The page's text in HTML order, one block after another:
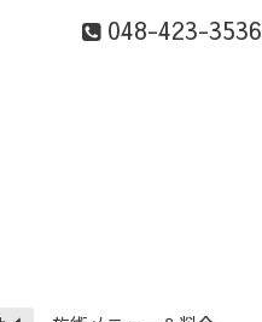
048-423-3536